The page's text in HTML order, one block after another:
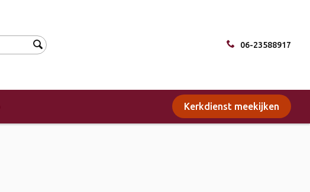
06-23588917
Kerkdienst meekijken